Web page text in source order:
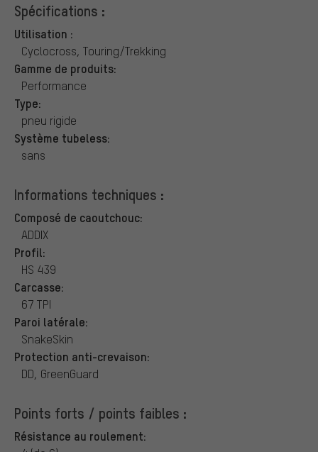
Spécifications :
Utilisation :
Cyclocross, Touring/Trekking
Gamme de produits:
Performance
Type:
pneu rigide
Système tubeless:
sans
Informations techniques :
Composé de caoutchouc:
ADDIX
Profil:
HS 439
Carcasse:
67 TPI
Paroi latérale:
SnakeSkin
Protection anti-crevaison:
DD, GreenGuard
Points forts / points faibles :
Résistance au roulement: